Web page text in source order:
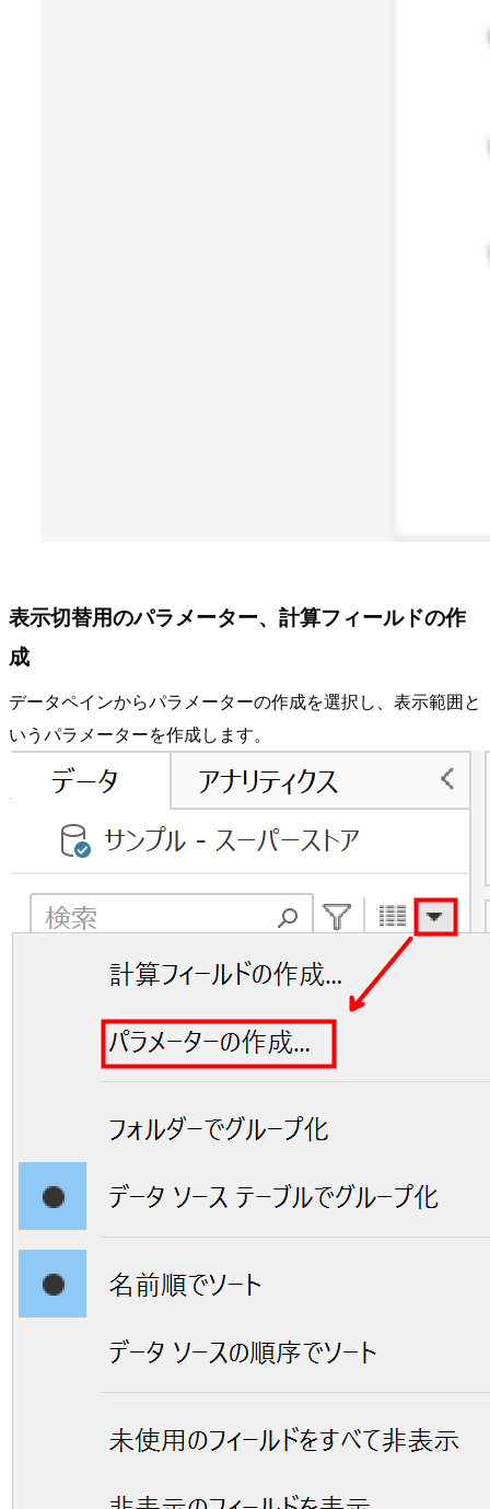
表示切替用のパラメーター、計算フィールドの作
成
データペインからパラメーターの作成を選択し、表示範囲と
いうパラメーターを作成します。